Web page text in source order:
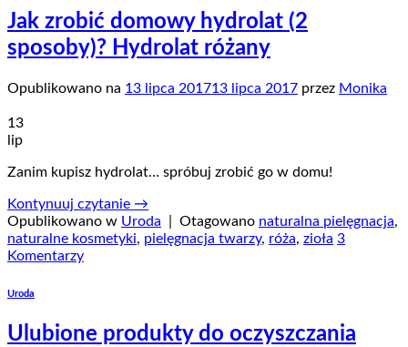
Jak zrobić domowy hydrolat (2
sposoby)? Hydrolat różany
Opublikowano na 13 lipca 201713 lipca 2017 przez Monika
13
lip
Zanim kupisz hydrolat… spróbuj zrobić go w domu!
Kontynuuj czytanie →
Opublikowano w Uroda Otagowano naturalna pielęgnacja,
naturalne kosmetyki, pielęgnacja twarzy, róża, zioła 3
Komentarzy
Uroda
Ulubione produkty do oczyszczania